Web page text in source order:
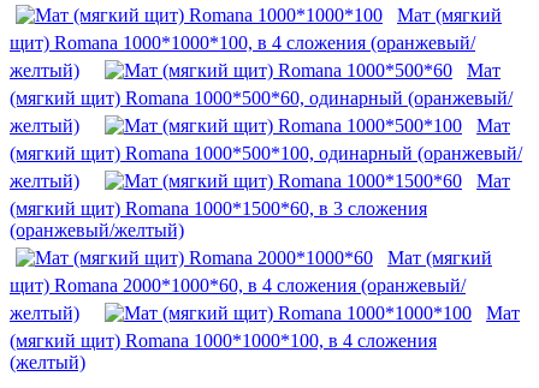
Мат (мягкий
щит) Romana 1000*1000*100, в 4 сложения (оранжевый/
желтый)
Мат
(мягкий щит) Romana 1000*500*60, одинарный (оранжевый/
желтый)
Мат
(мягкий щит) Romana 1000*500*100, одинарный (оранжевый/
желтый)
Мат
(мягкий щит) Romana 1000*1500*60, в 3 сложения
(оранжевый/желтый)
Мат (мягкий
щит) Romana 2000*1000*60, в 4 сложения (оранжевый/
желтый)
Мат
(мягкий щит) Romana 1000*1000*100, в 4 сложения
(желтый)